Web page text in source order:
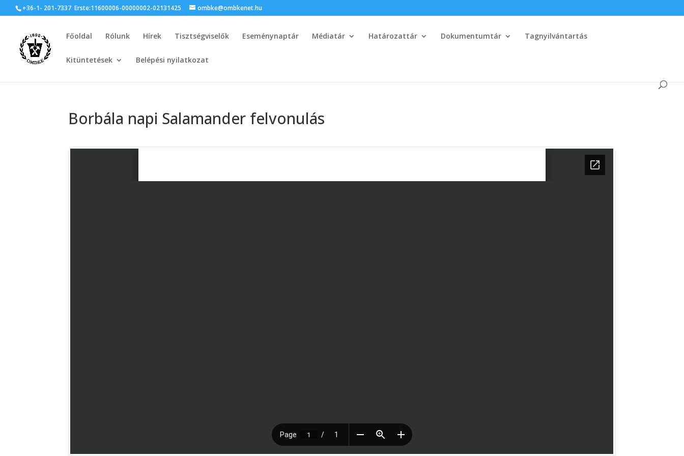
+36-1- 201-7337 Erste:11600006-00000002-02131425 ombke@ombkenet.hu
Főoldal Rólunk Hírek Tisztségviselők Eseménynaptár Médiatár Határozattár Dokumentumtár Tagnyilvántartás
Kitüntetések Belépési nyilatkozat
Borbála napi Salamander felvonulás